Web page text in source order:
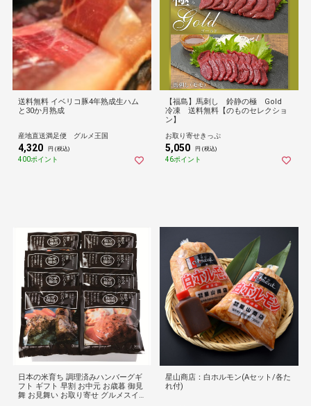
送料無料 イベリコ豚4年熟成生ハム
と30か月熟成
産地直送満足便 グルメ王国
4,320 円 (税込)
400ポイント
【福島】馬刺し 鈴静の極 Gold
冷凍 送料無料【のものセレクショ
ン】
お取り寄せきっぷ
5,050 円 (税込)
46ポイント
日本の米育ち 調理済みハンバーグギ
フト ギフト 早割 お中元 お歳暮 御見
舞 お見舞い お取り寄せ グルメスイ
星山商店：白ホルモン(Aセット/各た
れ付)